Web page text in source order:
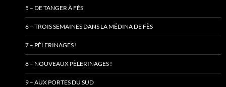
5 – DE TANGER À FÈS
6 – TROIS SEMAINES DANS LA MÉDINA DE FÈS
7 – PÈLERINAGES !
8 – NOUVEAUX PÈLERINAGES !
9 – AUX PORTES DU SUD